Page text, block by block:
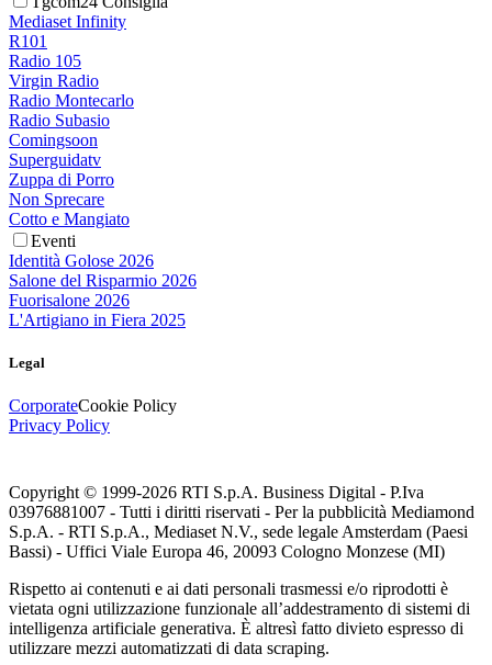
Mediaset Infinity
R101
Radio 105
Virgin Radio
Radio Montecarlo
Radio Subasio
Comingsoon
Superguidatv
Zuppa di Porro
Non Sprecare
Cotto e Mangiato
Eventi
Identità Golose 2026
Salone del Risparmio 2026
Fuorisalone 2026
L'Artigiano in Fiera 2025
Legal
CorporateCookie Policy
Privacy Policy
Copyright © 1999-2026 RTI S.p.A. Business Digital - P.Iva
03976881007 - Tutti i diritti riservati - Per la pubblicità Mediamond
S.p.A. - RTI S.p.A., Mediaset N.V., sede legale Amsterdam (Paesi
Bassi) - Uffici Viale Europa 46, 20093 Cologno Monzese (MI)
Rispetto ai contenuti e ai dati personali trasmessi e/o riprodotti è
vietata ogni utilizzazione funzionale all’addestramento di sistemi di
intelligenza artificiale generativa. È altresì fatto divieto espresso di
utilizzare mezzi automatizzati di data scraping.